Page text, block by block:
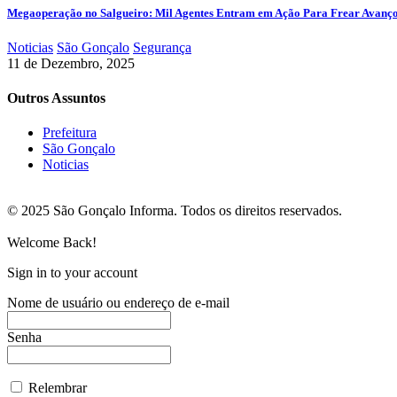
Megaoperação no Salgueiro: Mil Agentes Entram em Ação Para Frear
Noticias São Gonçalo Segurança
11 de Dezembro, 2025
Outros Assuntos
Prefeitura
São Gonçalo
Noticias
© 2025 São Gonçalo Informa. Todos os direitos reservados.
Welcome Back!
Sign in to your account
Nome de usuário ou endereço de e-mail
Senha
Relembrar